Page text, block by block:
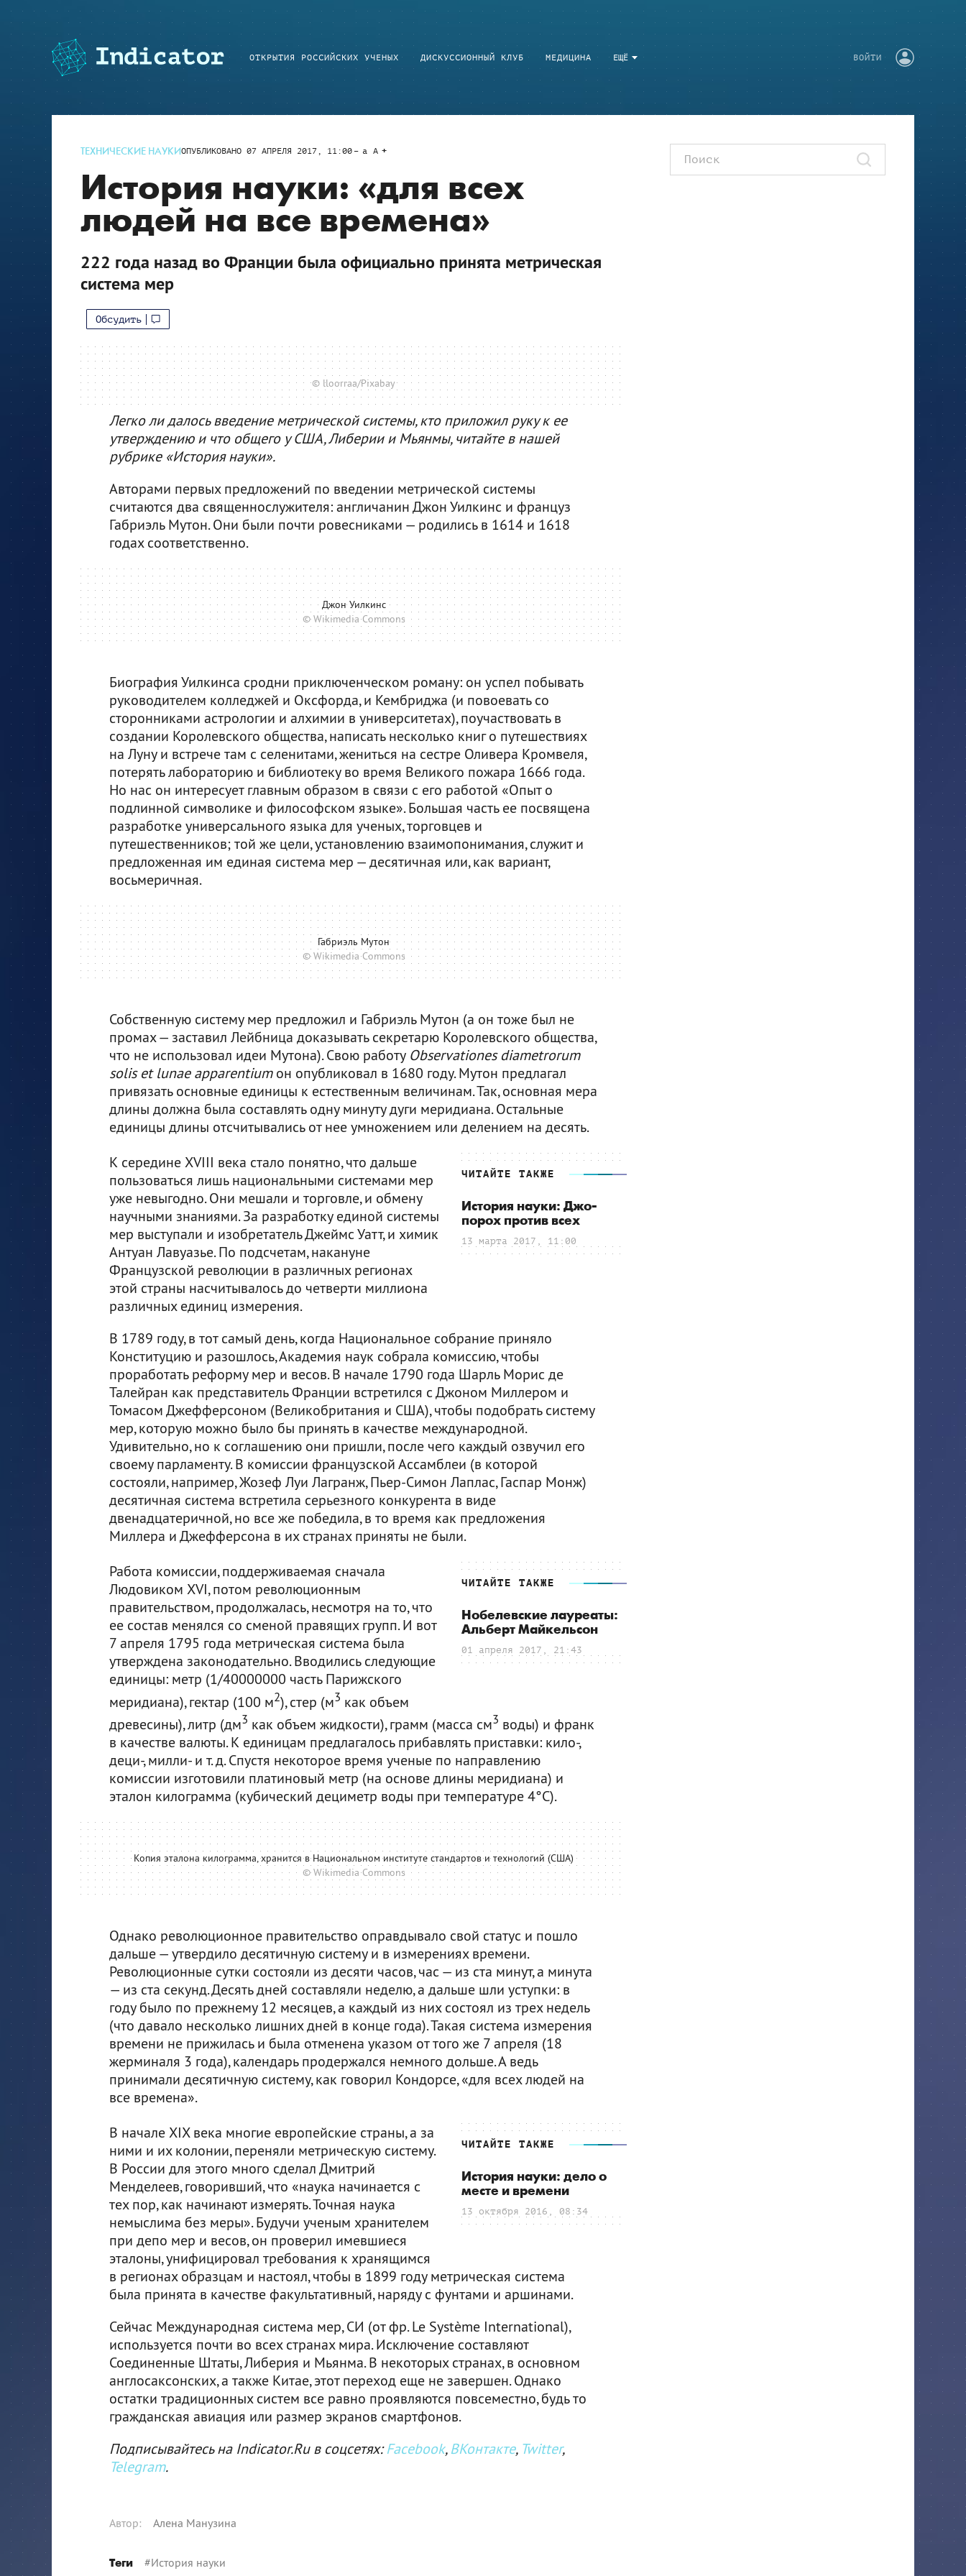
ЕЩЁ
ОТКРЫТИЯ РОССИЙСКИХ УЧЕНЫХ ДИСКУССИОННЫЙ КЛУБ МЕДИЦИНА ВОЙТИ
ТЕХНИЧЕСКИЕ НАУКИОПУБЛИКОВАНО 07 АПРЕЛЯ 2017, 11:00 a A
История науки: «для всех
людей на все времена»
222 года назад во Франции была официально принята метрическая
система мер
Обсудить
© lloorraa/Pixabay
Легко ли далось введение метрической системы, кто приложил руку к ее
утверждению и что общего у США, Либерии и Мьянмы, читайте в нашей
рубрике «История науки».
Авторами первых предложений по введении метрической системы
считаются два священнослужителя: англичанин Джон Уилкинс и француз
Габриэль Мутон. Они были почти ровесниками — родились в 1614 и 1618
годах соответственно.
Джон Уилкинс
© Wikimedia Commons
Биография Уилкинса сродни приключенческом роману: он успел побывать
руководителем колледжей и Оксфорда, и Кембриджа (и повоевать со
сторонниками астрологии и алхимии в университетах), поучаствовать в
создании Королевского общества, написать несколько книг о путешествиях
на Луну и встрече там с селенитами, жениться на сестре Оливера Кромвеля,
потерять лабораторию и библиотеку во время Великого пожара 1666 года.
Но нас он интересует главным образом в связи с его работой «Опыт о
подлинной символике и философском языке». Большая часть ее посвящена
разработке универсального языка для ученых, торговцев и
путешественников; той же цели, установлению взаимопонимания, служит и
предложенная им единая система мер — десятичная или, как вариант,
восьмеричная.
Габриэль Мутон
© Wikimedia Commons
Собственную систему мер предложил и Габриэль Мутон (а он тоже был не
промах — заставил Лейбница доказывать секретарю Королевского общества,
что не использовал идеи Мутона). Свою работу Observationes diametrorum
solis et lunae apparentiumон опубликовал в 1680 году. Мутон предлагал
привязать основные единицы к естественным величинам. Так, основная мера
длины должна была составлять одну минуту дуги меридиана. Остальные
единицы длины отсчитывались от нее умножением или делением на десять.
ЧИТАЙТЕ ТАКЖЕ
История науки: Джо-
порох против всех
13 марта 2017, 11:00
К середине XVIII века стало понятно, что дальше
пользоваться лишь национальными системами мер
уже невыгодно. Они мешали и торговле, и обмену
научными знаниями. За разработку единой системы
мер выступали и изобретатель Джеймс Уатт, и химик
Антуан Лавуазье. По подсчетам, накануне
Французской революции в различных регионах
этой страны насчитывалось до четверти миллиона
различных единиц измерения.
В 1789 году, в тот самый день, когда Национальное собрание приняло
Конституцию и разошлось, Академия наук собрала комиссию, чтобы
проработать реформу мер и весов. В начале 1790 года Шарль Морис де
Талейран как представитель Франции встретился с Джоном Миллером и
Томасом Джефферсоном (Великобритания и США), чтобы подобрать систему
мер, которую можно было бы принять в качестве международной.
Удивительно, но к соглашению они пришли, после чего каждый озвучил его
своему парламенту. В комиссии французской Ассамблеи (в которой
состояли, например, Жозеф Луи Лагранж, Пьер-Симон Лаплас, Гаспар Монж)
десятичная система встретила серьезного конкурента в виде
двенадцатеричной, но все же победила, в то время как предложения
Миллера и Джефферсона в их странах приняты не были.
ЧИТАЙТЕ ТАКЖЕ
Нобелевские лауреаты:
Альберт Майкельсон
01 апреля 2017, 21:43
Работа комиссии, поддерживаемая сначала
Людовиком XVI, потом революционным
правительством, продолжалась, несмотря на то, что
ее состав менялся со сменой правящих групп. И вот
7 апреля 1795 года метрическая система была
утверждена законодательно. Вводились следующие
единицы: метр (1/40000000 часть Парижского
меридиана), гектар (100 м2), стер (м3 как объем
древесины), литр (дм3 как объем жидкости), грамм (масса см3 воды) и франк
в качестве валюты. К единицам предлагалось прибавлять приставки: кило-,
деци-, милли- и т. д. Спустя некоторое время ученые по направлению
комиссии изготовили платиновый метр (на основе длины меридиана) и
эталон килограмма (кубический дециметр воды при температуре 4°С).
Копия эталона килограмма, хранится в Национальном институте стандартов и технологий (США)
© Wikimedia Commons
Однако революционное правительство оправдывало свой статус и пошло
дальше — утвердило десятичную систему и в измерениях времени.
Революционные сутки состояли из десяти часов, час — из ста минут, а минута
— из ста секунд. Десять дней составляли неделю, а дальше шли уступки: в
году было по прежнему 12 месяцев, а каждый из них состоял из трех недель
(что давало несколько лишних дней в конце года). Такая система измерения
времени не прижилась и была отменена указом от того же 7 апреля (18
жерминаля 3 года), календарь продержался немного дольше. А ведь
принимали десятичную систему, как говорил Кондорсе, «для всех людей на
все времена».
ЧИТАЙТЕ ТАКЖЕ
История науки: дело о
месте и времени
13 октября 2016, 08:34
В начале XIX века многие европейские страны, а за
ними и их колонии, переняли метрическую систему.
В России для этого много сделал Дмитрий
Менделеев, говоривший, что «наука начинается с
тех пор, как начинают измерять. Точная наука
немыслима без меры». Будучи ученым хранителем
при депо мер и весов, он проверил имевшиеся
эталоны, унифицировал требования к хранящимся
в регионах образцам и настоял, чтобы в 1899 году метрическая система
была принята в качестве факультативный, наряду с фунтами и аршинами.
Сейчас Международная система мер, СИ (от фр. Le Système International),
используется почти во всех странах мира. Исключение составляют
Соединенные Штаты, Либерия и Мьянма. В некоторых странах, в основном
англосаксонских, а также Китае, этот переход еще не завершен. Однако
остатки традиционных систем все равно проявляются повсеместно, будь то
гражданская авиация или размер экранов смартфонов.
Подписывайтесь на Indicator.Ru в соцсетях:Facebook, ВКонтакте, Twitter,
Telegram.
Автор: Алена Манузина
Теги #История науки